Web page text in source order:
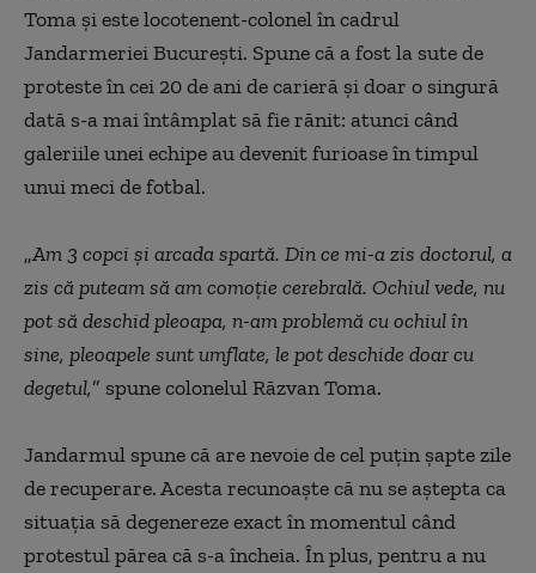
Toma și este locotenent-colonel în cadrul
Jandarmeriei București. Spune că a fost la sute de
proteste în cei 20 de ani de carieră și doar o singură
dată s-a mai întâmplat să fie rănit: atunci când
galeriile unei echipe au devenit furioase în timpul
unui meci de fotbal.
„Am 3 copci și arcada spartă. Din ce mi-a zis doctorul, a
zis că puteam să am comoție cerebrală. Ochiul vede, nu
pot să deschid pleoapa, n-am problemă cu ochiul în
sine, pleoapele sunt umflate, le pot deschide doar cu
degetul,” spune colonelul Răzvan Toma.
Jandarmul spune că are nevoie de cel puțin șapte zile
de recuperare. Acesta recunoaște că nu se aștepta ca
situația să degenereze exact în momentul când
protestul părea că s-a încheia. În plus, pentru a nu